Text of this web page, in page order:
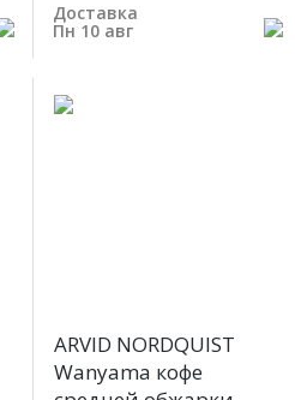
Доставка
Пн 10 авг
ARVID NORDQUIST
Wanyama кофе